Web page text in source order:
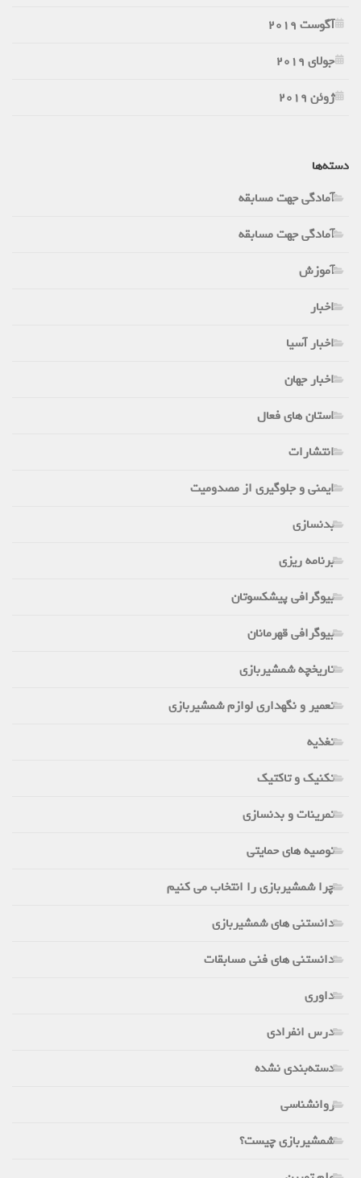
آگوست 2019
جولای 2019
ژوئن 2019
دسته‌ها
آمادگی جهت مسابقه
آمادگی جهت مسابقه
آموزش
اخبار
اخبار آسیا
اخبار جهان
استان های فعال
انتشارات
ایمنی و جلوگیری از مصدومیت
بدنسازی
برنامه ریزی
بیوگرافی پیشکسوتان
بیوگرافی قهرمانان
تاریخچه شمشیربازی
تعمیر و نگهداری لوازم شمشیربازی
تغذیه
تکنیک و تاکتیک
تمرینات و بدنسازی
توصیه های حمایتی
چرا شمشیربازی را انتخاب می کنیم
دانستنی های شمشیربازی
دانستنی های فنی مسابقات
داوری
درس انفرادی
دسته‌بندی نشده
روانشناسی
شمشیربازی چیست؟